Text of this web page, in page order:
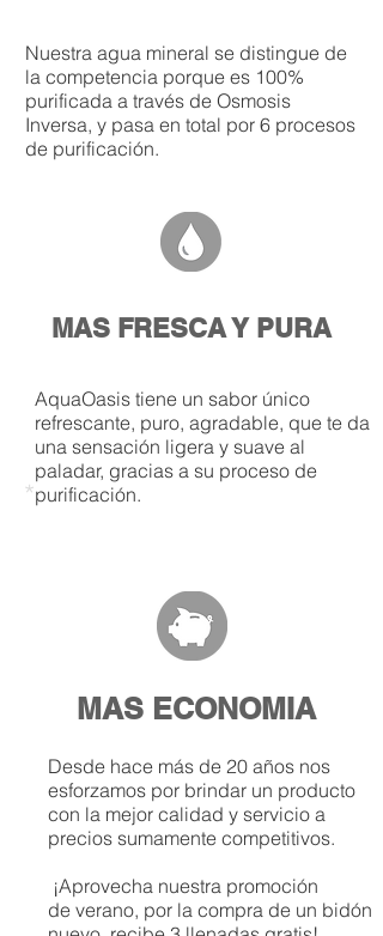
MAS FRESCA Y PURA
Nuestra agua mineral se distingue de
la competencia porque es 100%
purificada a través de Osmosis
Inversa, y pasa en total por 6 procesos
de purificación.
AquaOasis tiene un sabor único
refrescante, puro, agradable, que te da
una sensación ligera y suave al
paladar, gracias a su proceso de
purificación.
MAS ECONOMIA
Desde hace más de 20 años nos
esforzamos por brindar un producto
con la mejor calidad y servicio a
precios sumamente competitivos.
¡Aprovecha nuestra promoción
de verano, por la compra de un bidón
*